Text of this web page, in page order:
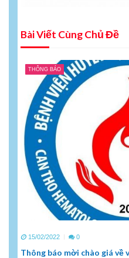
Bài Viết Cùng Chủ Đề
THÔNG BÁO
15/02/2022 0
Thông báo mời chào giá về